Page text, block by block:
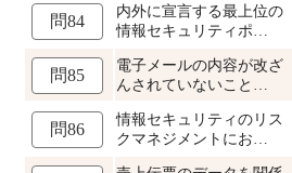
問84
内外に宣言する最上位の
情報セキュリティポ…
問85
電子メールの内容が改ざ
んされていないこと…
問86
情報セキュリティのリス
クマネジメントにお…